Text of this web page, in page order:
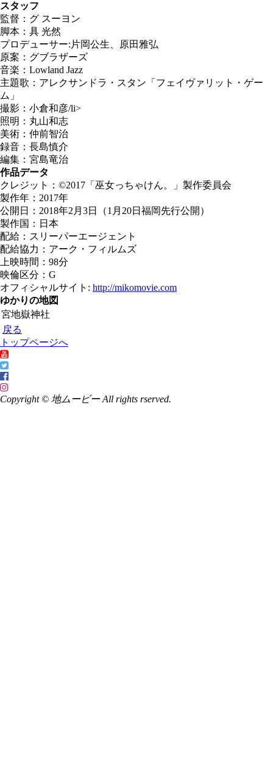
スタッフ
監督：グ スーヨン
脚本：具 光然
プロデューサー:片岡公生、原田雅弘
原案：グブラザーズ
音楽：Lowland Jazz
主題歌：アレクサンドラ・スタン「フェイヴァリット・ゲー
ム」
撮影：小倉和彦/li>
照明：丸山和志
美術：仲前智治
録音：長島慎介
編集：宮島竜治
作品データ
クレジット：©2017「巫女っちゃけん。」製作委員会
製作年：2017年
公開日：2018年2月3日（1月20日福岡先行公開）
製作国：日本
配給：スリーパーエージェント
配給協力：アーク・フィルムズ
上映時間：98分
映倫区分：G
オフィシャルサイト: http://mikomovie.com
ゆかりの地図
宮地嶽神社
戻る
トップページへ
Copyright © 地ムービー All rights rserved.